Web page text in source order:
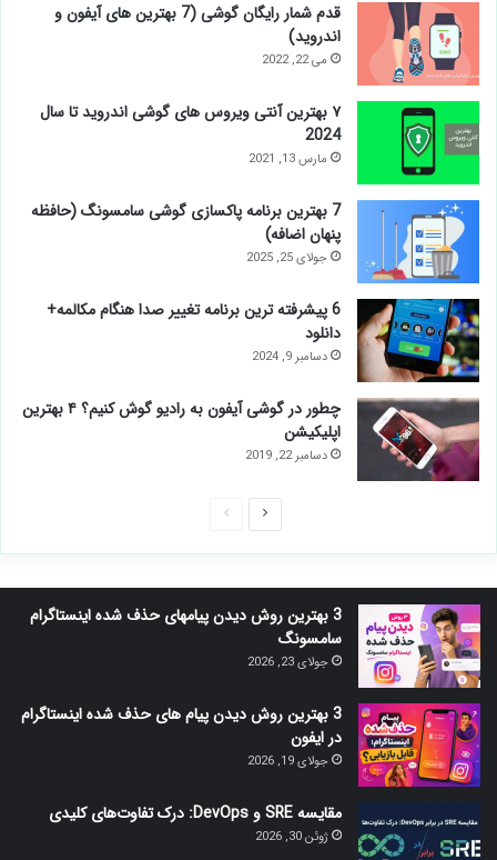
قدم شمار رایگان گوشی (7 بهترین های آیفون و
اندروید)
می 22, 2022
۷ بهترین آنتی ویروس های گوشی اندروید تا سال
2024
مارس 13, 2021
7 بهترین برنامه پاکسازی گوشی سامسونگ (حافظه
پنهان اضافه)
جولای 25, 2025
6 پیشرفته ترین برنامه تغییر صدا هنگام مکالمه+
دانلود
دسامبر 9, 2024
چطور در گوشی آیفون به رادیو گوش کنیم؟ ۴ بهترین
اپلیکیشن
دسامبر 22, 2019
صفحه
صفحه
3 بهترین روش دیدن پیامهای حذف شده اینستاگرام
سامسونگ
جولای 23, 2026
3 بهترین روش دیدن پیام های حذف شده اینستاگرام
در ایفون
جولای 19, 2026
مقایسه SRE و DevOps: درک تفاوت‌های کلیدی
ژوئن 30, 2026